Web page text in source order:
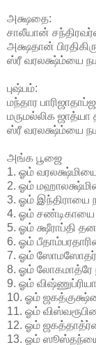
அக்ஷதை:
சாலீயான்
அக்ஷதான்
ஸ்ரீ வரலக்ஷ்ம்யை
புஷ்பம்:
மந்தார
மருமல்லிக
ஸ்ரீ வரலக்ஷ்ம்யை
அங்க பூஜை
1. ஓம்
2. ஓம்
3. ஓம் இந்திராயை
4. ஓம் சண்டிகாயை
5. ஓம் க்ஷீராப்தி
6. ஓம்
7. ஓம்
8. ஓம் லோகமாத்ரே
9. ஓம்
10. ஓம்
11. ஓம்
12. ஓம்
13. ஓம்